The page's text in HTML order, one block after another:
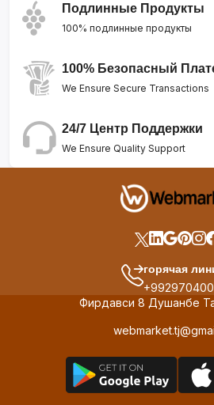
Подлинные Продукты
100% подлинные продукты
100% Безопасный
We Ensure Secure Transactions
24/7 Центр Поддержки
We Ensure Quality Support
горячая
Фирдавси 8 Душанбе